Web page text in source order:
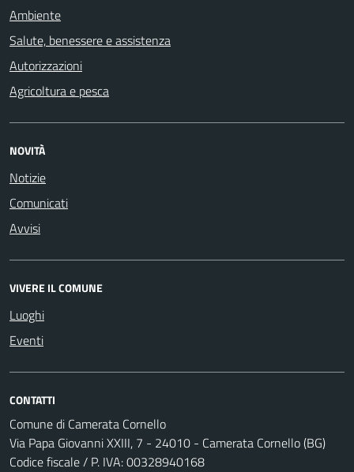
Ambiente
Salute, benessere e assistenza
Autorizzazioni
Agricoltura e pesca
NOVITÀ
Notizie
Comunicati
Avvisi
VIVERE IL COMUNE
Luoghi
Eventi
CONTATTI
Comune di Camerata Cornello
Via Papa Giovanni XXIII, 7 - 24010 - Camerata Cornello (BG)
Codice fiscale / P. IVA: 00328940168